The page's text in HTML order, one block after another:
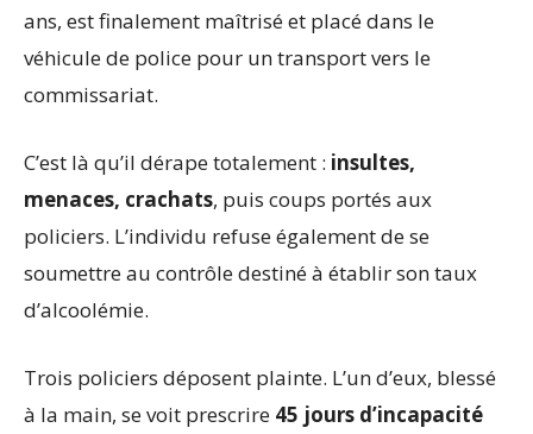
ans, est finalement maîtrisé et placé dans le
véhicule de police pour un transport vers le
commissariat.
C’est là qu’il dérape totalement : insultes,
menaces, crachats, puis coups portés aux
policiers. L’individu refuse également de se
soumettre au contrôle destiné à établir son taux
d’alcoolémie.
Trois policiers déposent plainte. L’un d’eux, blessé
à la main, se voit prescrire 45 jours d’incapacité